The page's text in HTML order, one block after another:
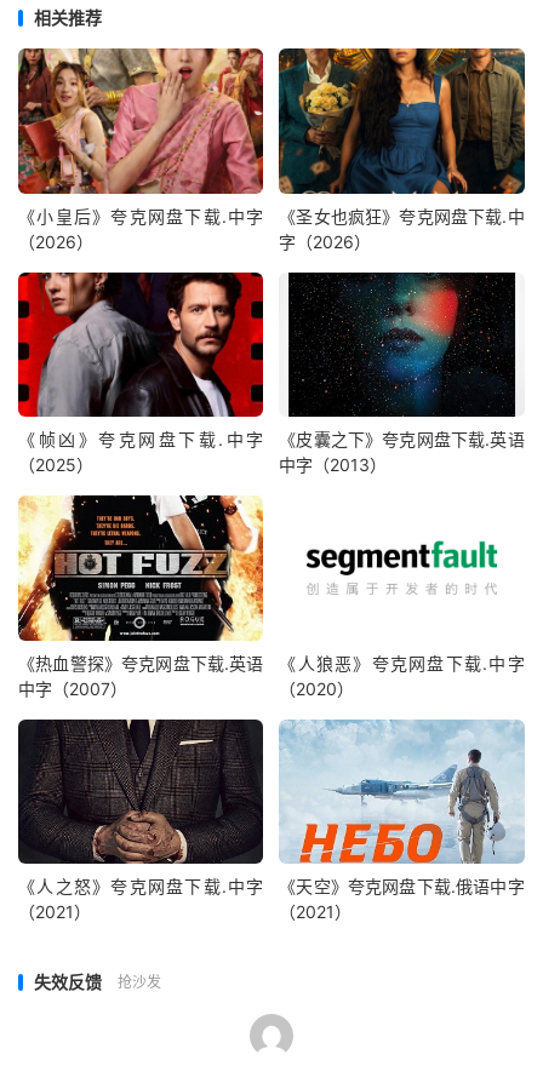
相关推荐
《小皇后》夸克网盘下载.中字
（2026）
《圣女也疯狂》夸克网盘下载.中
字（2026）
《帧凶》夸克网盘下载.中字
（2025）
《皮囊之下》夸克网盘下载.英语
中字（2013）
《热血警探》夸克网盘下载.英语
中字（2007）
《人狼恶》夸克网盘下载.中字
（2020）
《人之怒》夸克网盘下载.中字
（2021）
《天空》夸克网盘下载.俄语中字
（2021）
失效反馈 抢沙发